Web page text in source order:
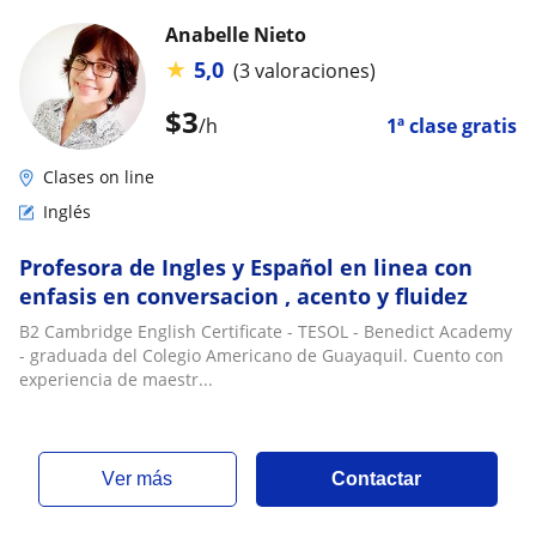
$3/h 1ª clase gratis
Anabelle Nieto
★ 5,0 (3 valoraciones)
Clases on line
Inglés
Profesora de Ingles y Español en linea con
enfasis en conversacion , acento y fluidez
B2 Cambridge English Certificate - TESOL - Benedict Academy
- graduada del Colegio Americano de Guayaquil. Cuento con
experiencia de maestr...
ver más Contactar